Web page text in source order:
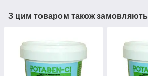
З цим товаром також замовляють